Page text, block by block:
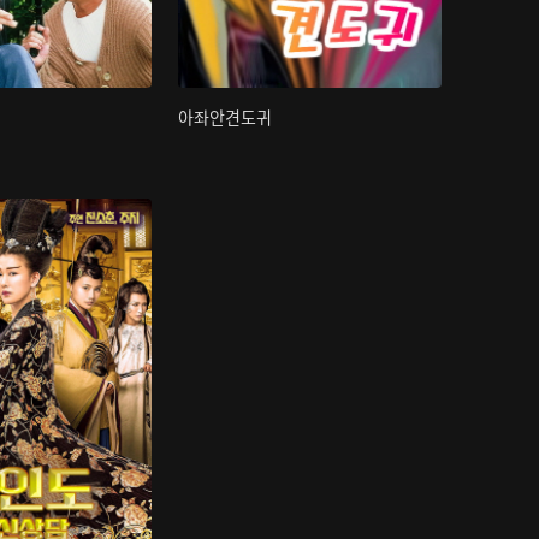
아좌안견도귀